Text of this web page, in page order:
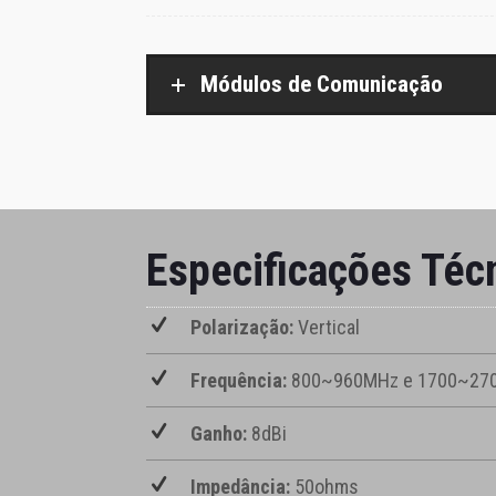
Módulos de Comunicação
Especificações
Polarização:Vertical
Frequência: 800~960MHz e
Ganho: 8dBi
Impedância: 50ohms